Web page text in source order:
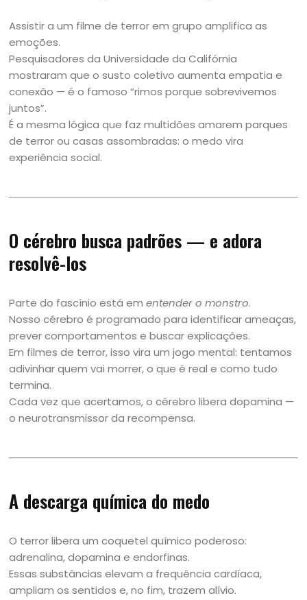
Assistir a um filme de terror em grupo amplifica as
emoções.
Pesquisadores da Universidade da Califórnia
mostraram que o susto coletivo aumenta empatia e
conexão — é o famoso “rimos porque sobrevivemos
juntos”.
É a mesma lógica que faz multidões amarem parques
de terror ou casas assombradas: o medo vira
experiência social.
O cérebro busca padrões — e adora
resolvê-los
Parte do fascínio está ementender o monstro.
Nosso cérebro é programado para identificar ameaças,
prever comportamentos e buscar explicações.
Em filmes de terror, isso vira um jogo mental: tentamos
adivinhar quem vai morrer, o que é real e como tudo
termina.
Cada vez que acertamos, o cérebro libera dopamina —
o neurotransmissor da recompensa.
A descarga química do medo
O terror libera um coquetel químico poderoso:
adrenalina, dopamina e endorfinas.
Essas substâncias elevam a frequência cardíaca,
ampliam os sentidos e, no fim, trazem alívio.